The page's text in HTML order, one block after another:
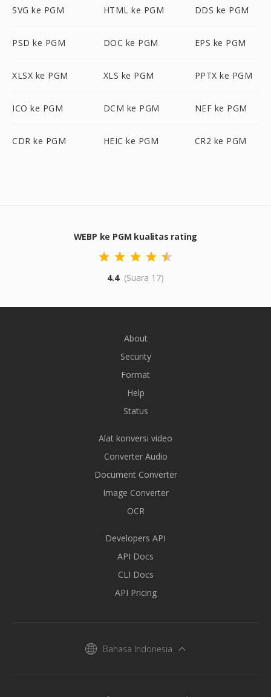
SVG ke PGM HTML ke PGM DDS ke PGM
PSD ke PGM DOC ke PGM EPS ke PGM
XLSX ke PGM XLS ke PGM PPTX ke PGM
ICO ke PGM DCM ke PGM NEF ke PGM
CDR ke PGM HEIC ke PGM CR2 ke PGM
WEBP ke PGM kualitas rating
4.4 (Suara 17)
About
Security
Format
Help
Status
Alat konversi video
Converter Audio
Document Converter
Image Converter
OCR
Developers API
API Docs
CLI Docs
API Pricing
Bahasa Indonesia